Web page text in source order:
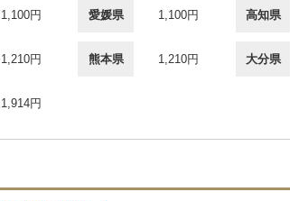
1,100円 愛媛県 1,100円 高知県
1,210円 熊本県 1,210円 大分県
1,914円